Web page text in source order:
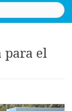
para el